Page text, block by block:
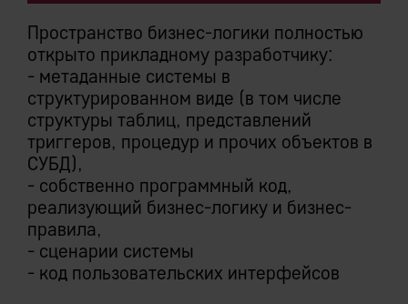
Пространство бизнес-логики полностью
открыто прикладному разработчику:
- метаданные системы в
структурированном виде (в том числе
структуры таблиц, представлений
триггеров, процедур и прочих объектов в
СУБД),
- собственно программный код,
реализующий бизнес-логику и бизнес-
правила,
- сценарии системы
- код пользовательских интерфейсов